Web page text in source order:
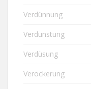
Verdünnung
Verdunstung
Verdüsung
Verockerung